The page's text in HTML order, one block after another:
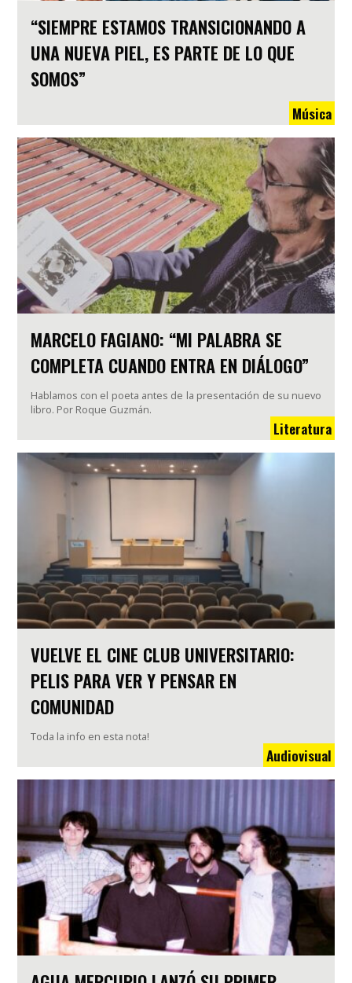
“SIEMPRE ESTAMOS TRANSICIONANDO A
UNA NUEVA PIEL, ES PARTE DE LO QUE
SOMOS”
Música
MARCELO FAGIANO: “MI PALABRA SE
COMPLETA CUANDO ENTRA EN DIÁLOGO”
Hablamos con el poeta antes de la presentación de su nuevo
libro. Por Roque Guzmán.
Literatura
VUELVE EL CINE CLUB UNIVERSITARIO:
PELIS PARA VER Y PENSAR EN
COMUNIDAD
Toda la info en esta nota!
Audiovisual